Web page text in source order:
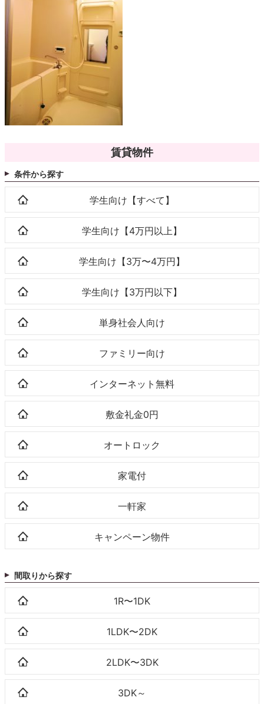
賃貸物件
条件から探す
学生向け【すべて】
学生向け【4万円以上】
学生向け【3万〜4万円】
学生向け【3万円以下】
単身社会人向け
ファミリー向け
インターネット無料
敷金礼金0円
オートロック
家電付
一軒家
キャンペーン物件
間取りから探す
1R〜1DK
1LDK〜2DK
2LDK〜3DK
3DK～